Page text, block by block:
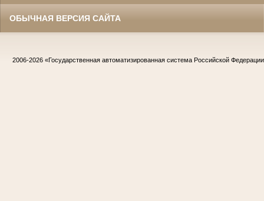
ОБЫЧНАЯ ВЕРСИЯ САЙТА
2006-2026 «Государственная автоматизированная система Российской